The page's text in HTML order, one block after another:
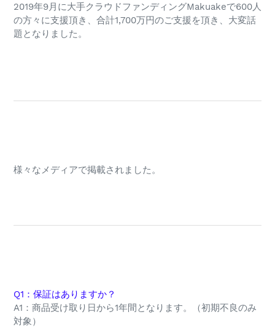
2019年9月に大手クラウドファンディングMakuakeで600人
の方々に支援頂き、合計1,700万円のご支援を頂き、大変話
題となりました。
様々なメディアで掲載されました。
Q1：保証はありますか？
A1 ：商品受け取り日から1年間となります。（初期不良のみ
対象）